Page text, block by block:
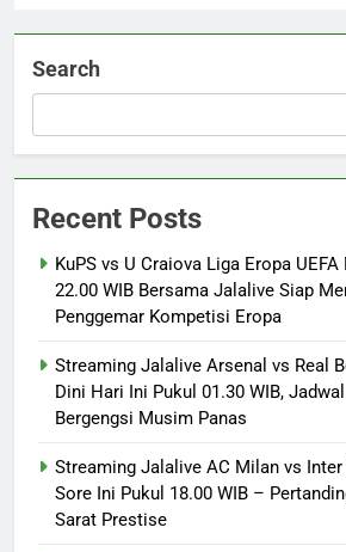
Search
Recent Posts
KuPS vs U Craiova Liga Eropa
22.00 WIB Bersama Jalalive Siap
Penggemar Kompetisi Eropa
Streaming Jalalive Arsenal vs Real
Dini Hari Ini Pukul 01.30 WIB,
Bergengsi Musim Panas
Streaming Jalalive AC Milan vs
Sore Ini Pukul 18.00 WIB –
Sarat Prestise